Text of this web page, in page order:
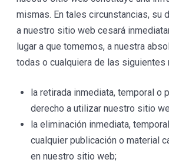
mismas. En tales circunstancias, su
a nuestro sitio web cesará
lugar a que tomemos, a nuestra
todas o cualquiera de las siguientes
la retirada inmediata, temporal o
derecho a utilizar nuestro sitio
la eliminación inmediata,
cualquier publicación o material
en nuestro sitio web;